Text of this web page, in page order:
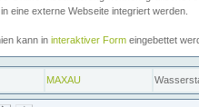
eine externe Webseite integriert werden.
kann in interaktiver Form eingebettet